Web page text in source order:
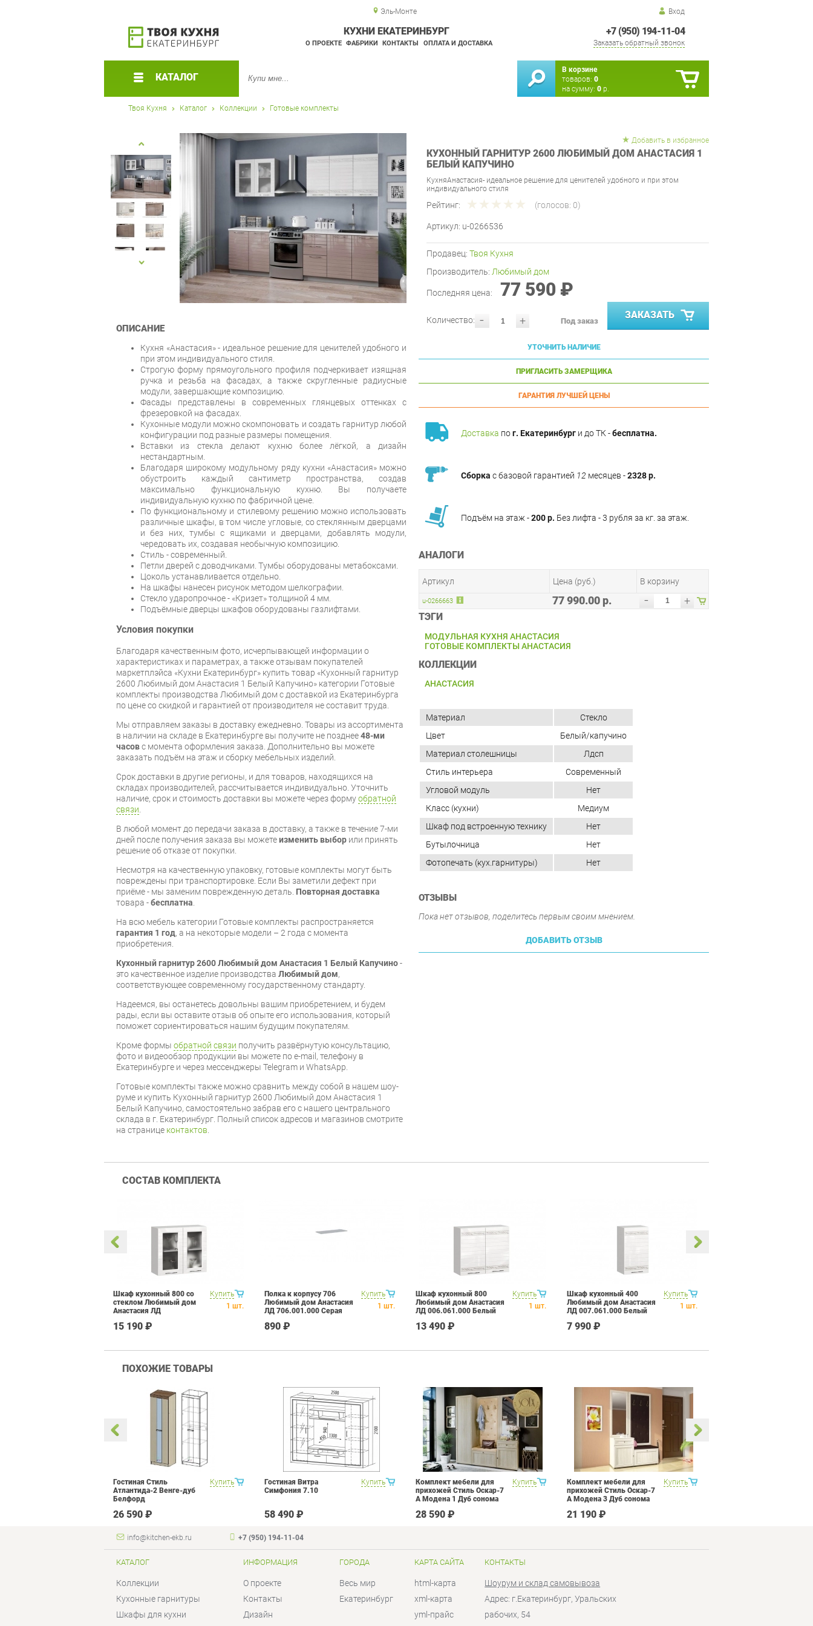
Эль-Монте Вход
+7 (950) 194-11-04
Заказать обратный звонок
КУХНИ ЕКАТЕРИНБУРГ
О ПРОЕКТЕ ФАБРИКИ КОНТАКТЫ ОПЛАТА И ДОСТАВКА
КАТАЛОГ
В корзине
товаров: 0
на сумму: 0 р.
Твоя Кухня Каталог Коллекции Готовые комплекты
Добавить в избранное
КУХОННЫЙ ГАРНИТУР 2600 ЛЮБИМЫЙ ДОМ АНАСТАСИЯ 1
БЕЛЫЙ КАПУЧИНО
КухняАнастасия- идеальное решение для ценителей удобного и при этом
индивидуального стиля
Рейтинг: (голосов: 0)
Артикул: u-0266536
Продавец: Твоя Кухня
Производитель: Любимый дом
Последняя цена: 77 590 ₽
- +
Количество: Под заказ
ЗАКАЗАТЬ
УТОЧНИТЬ НАЛИЧИЕ
ПРИГЛАСИТЬ ЗАМЕРЩИКА
ГАРАНТИЯ ЛУЧШЕЙ ЦЕНЫ
Доставка пог. Екатеринбург и до ТК -бесплатна.
Сборка с базовой гарантией 12 месяцев -2328 р.
Подъём на этаж -200 р. Без лифта - 3 рубля за кг. за этаж.
АНАЛОГИ
Артикул Цена (руб.) В корзину
u-0266663 77 990.00 р. - +
ТЭГИ
МОДУЛЬНАЯ КУХНЯ АНАСТАСИЯ
ГОТОВЫЕ КОМПЛЕКТЫ АНАСТАСИЯ
КОЛЛЕКЦИИ
АНАСТАСИЯ
ОПИСАНИЕ
Кухня «Анастасия» - идеальное решение для ценителей удобного и
при этом индивидуального стиля.
Строгую форму прямоугольного профиля подчеркивает изящная
ручка и резьба на фасадах, а также скругленные радиусные
модули, завершающие композицию.
Фасады представлены в современных глянцевых оттенках с
фрезеровкой на фасадах.
Кухонные модули можно скомпоновать и создать гарнитур любой
конфигурации под разные размеры помещения.
Вставки из стекла делают кухню более лёгкой, а дизайн
нестандартным.
Благодаря широкому модульному ряду кухни «Анастасия» можно
обустроить каждый сантиметр пространства, создав
максимально функциональную кухню. Вы получаете
индивидуальную кухню по фабричной цене.
По функциональному и стилевому решению можно использовать
различные шкафы, в том числе угловые, со стеклянным дверцами
и без них, тумбы с ящиками и дверцами, добавлять модули,
чередовать их, создавая необычную композицию.
Стиль - современный.
Петли дверей с доводчиками. Тумбы оборудованы метабоксами.
Цоколь устанавливается отдельно.
На шкафы нанесен рисунок методом шелкографии.
Стекло ударопрочное - «Кризет» толщиной 4 мм.
Подъёмные дверцы шкафов оборудованы газлифтами.
Условия покупки
Благодаря качественным фото, исчерпывающей информации о
характеристиках и параметрах, а также отзывам покупателей
маркетплэйса «Кухни Екатеринбург» купить товар «Кухонный гарнитур
2600 Любимый дом Анастасия 1 Белый Капучино» категории Готовые
комплекты производства Любимый дом с доставкой из Екатеринбурга
по цене со скидкой и гарантией от производителя не составит труда.
Мы отправляем заказы в доставку ежедневно. Товары из ассортимента
в наличии на складе в Екатеринбурге вы получите не позднее48-ми
часовс момента оформления заказа. Дополнительно вы можете
заказать подъём на этаж и сборку мебельных изделий.
Срок доставки в другие регионы, и для товаров, находящихся на
складах производителей, рассчитывается индивидуально. Уточнить
наличие, срок и стоимость доставки вы можете через формуобратной
связи
В любой момент до передачи заказа в доставку, а также в течение 7-ми
дней после получения заказа вы можетеизменить выбор или принять
решение об отказе от покупки.
Несмотря на качественную упаковку, готовые комплекты могут быть
повреждены при транспортировке. Если Вы заметили дефект при
приёме - мы заменим поврежденную деталь. Повторная доставка
товара -бесплатна
На всю мебель категории Готовые комплекты распространяется
гарантия 1 год, а на некоторые модели – 2 года с момента
приобретения.
Кухонный гарнитур 2600 Любимый дом Анастасия 1 Белый Капучино-
это качественное изделие производства Любимый дом,
соответствующее современному государственному стандарту.
Надеемся, вы останетесь довольны вашим приобретением, и будем
рады, если вы оставите отзыв об опыте его использования, который
поможет сориентироваться нашим будущим покупателям.
Кроме формы обратной связи получить развёрнутую консультацию,
фото и видеообзор продукции вы можете по e-mail, телефону в
Екатеринбурге и через мессенджеры Telegram и WhatsApp.
Готовые комплекты также можно сравнить между собой в нашем шоу-
руме и купить Кухонный гарнитур 2600 Любимый дом Анастасия 1
Белый Капучино, самостоятельно забрав его с нашего центрального
склада в г. Екатеринбург. Полный список адресов и магазинов смотрите
на странице контактов
Материал
Стекло
Цвет
Белый/капучино
Материал столешницы
Лдсп
Стиль интерьера
Современный
Угловой модуль
Нет
Класс (кухни)
Медиум
Шкаф под встроенную технику
Нет
Бутылочница
Нет
Фотопечать (кух.гарнитуры)
Нет
ОТЗЫВЫ
Пока нет отзывов, поделитесь первым своим мнением.
ДОБАВИТЬ ОТЗЫВ
СОСТАВ КОМПЛЕКТА
Купить
Шкаф кухонный 800 со
стеклом Любимый дом
Анастасия ЛД
15 190 ₽
1 шт.
Купить
Полка к корпусу 706
Любимый дом Анастасия
ЛД 706.001.000 Серая
890 ₽
1 шт.
Купить
Шкаф кухонный 800
Любимый дом Анастасия
ЛД 006.061.000 Белый
13 490 ₽
1 шт.
Купить
Шкаф кухонный 400
Любимый дом Анастасия
ЛД 007.061.000 Белый
7 990 ₽
1 шт.
ПОХОЖИЕ ТОВАРЫ
Купить
Гостиная Стиль
Атлантида-2 Венге-дуб
Белфорд
26 590 ₽
Купить
Гостиная Витра
Симфония 7.10
58 490 ₽
Купить
Комплект мебели для
прихожей Стиль Оскар-7
А Модена 1 Дуб сонома
28 590 ₽
Купить
Комплект мебели для
прихожей Стиль Оскар-7
А Модена 3 Дуб сонома
21 190 ₽
info@kitchen-ekb.ru +7 (950) 194-11-04
КАТАЛОГ
Коллекции
Кухонные гарнитуры
Шкафы для кухни
ИНФОРМАЦИЯ
О проекте
Контакты
Дизайн
ГОРОДА
Весь мир
Екатеринбург
КАРТА САЙТА
html-карта
xml-карта
yml-прайс
КОНТАКТЫ
Шоурум и склад самовывоза
Адрес: г.Екатеринбург, Уральских
рабочих, 54